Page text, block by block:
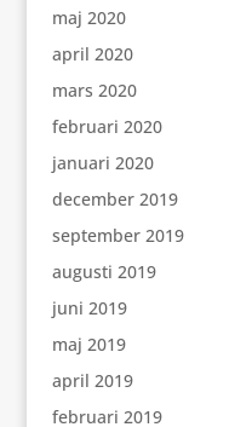
maj 2020
april 2020
mars 2020
februari 2020
januari 2020
december 2019
september 2019
augusti 2019
juni 2019
maj 2019
april 2019
februari 2019